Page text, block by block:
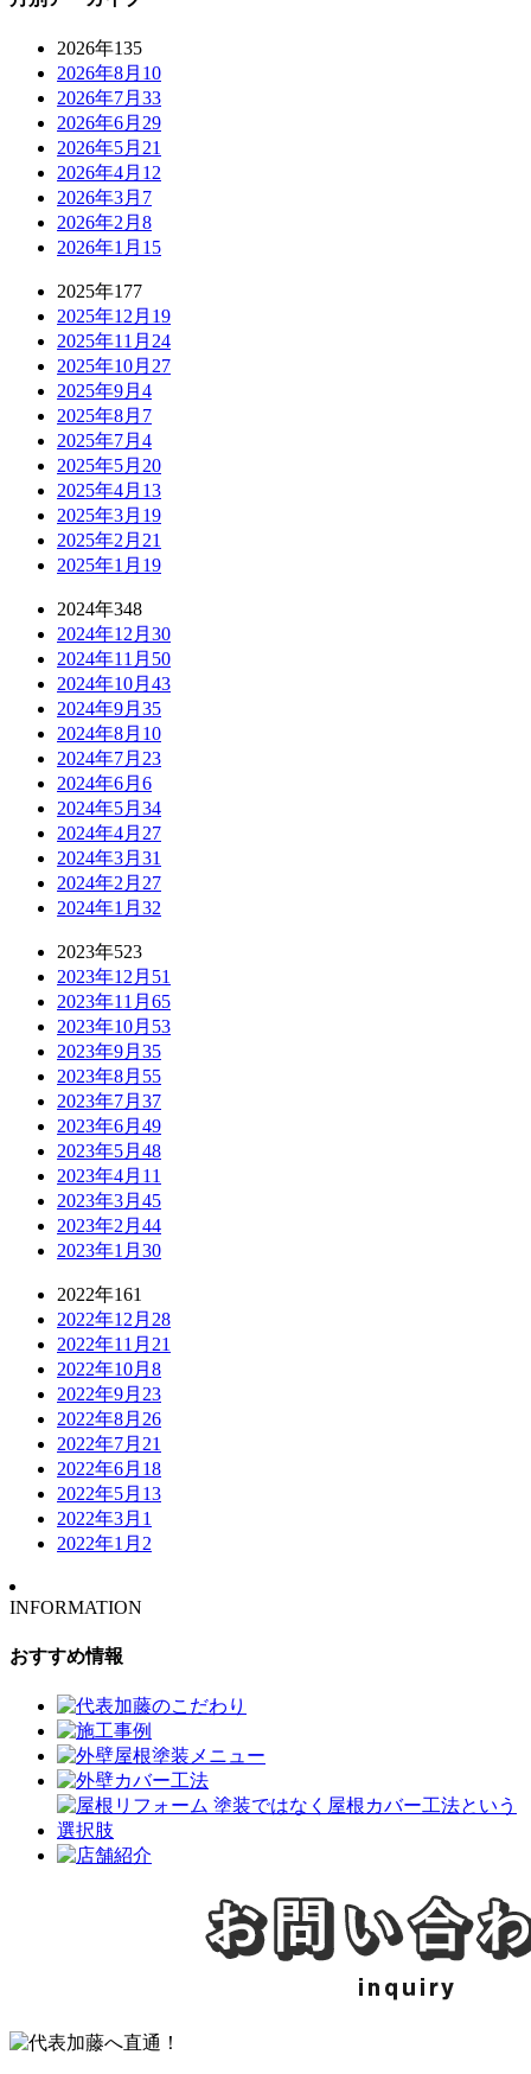
2026年135
2026年8月 10
2026年7月 33
2026年6月 29
2026年5月 21
2026年4月 12
2026年3月 7
2026年2月 8
2026年1月 15
2025年177
2025年12月 19
2025年11月 24
2025年10月 27
2025年9月 4
2025年8月 7
2025年7月 4
2025年5月 20
2025年4月 13
2025年3月 19
2025年2月 21
2025年1月 19
2024年348
2024年12月 30
2024年11月 50
2024年10月 43
2024年9月 35
2024年8月 10
2024年7月 23
2024年6月 6
2024年5月 34
2024年4月 27
2024年3月 31
2024年2月 27
2024年1月 32
2023年523
2023年12月 51
2023年11月 65
2023年10月 53
2023年9月 35
2023年8月 55
2023年7月 37
2023年6月 49
2023年5月 48
2023年4月 11
2023年3月 45
2023年2月 44
2023年1月 30
2022年161
2022年12月 28
2022年11月 21
2022年10月 8
2022年9月 23
2022年8月 26
2022年7月 21
2022年6月 18
2022年5月 13
2022年3月 1
2022年1月 2
INFORMATION
おすすめ情報